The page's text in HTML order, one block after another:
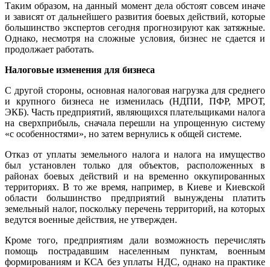
Таким образом, на данный момент дела обстоят совсем иначе
и зависят от дальнейшего развития боевых действий, которые
большинство экспертов сегодня прогнозируют как затяжные.
Однако, несмотря на сложные условия, бизнес не сдается и
продолжает работать.
Налоговые изменения для бизнеса
С другой стороны, основная налоговая нагрузка для среднего
и крупного бизнеса не изменилась (НДПИ, ПФР, МРОТ,
ЭКБ). Часть предприятий, являющихся плательщиками налога
на сверхприбыль, сначала перешли на упрощенную систему
«с особенностями», но затем вернулись к общей системе.
Отказ от уплаты земельного налога и налога на имущество
был установлен только для объектов, расположенных в
районах боевых действий и на временно оккупированных
территориях. В то же время, например, в Киеве и Киевской
области большинство предприятий вынуждены платить
земельный налог, поскольку перечень территорий, на которых
ведутся военные действия, не утвержден.
Кроме того, предприятиям дали возможность перечислять
помощь пострадавшим населенным пунктам, военным
формированиям и КСА без уплаты НДС, однако на практике